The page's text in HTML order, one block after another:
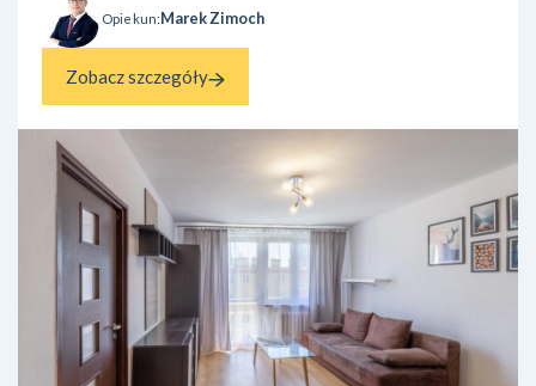
Opiekun:Marek Zimoch
Zobacz szczegóły